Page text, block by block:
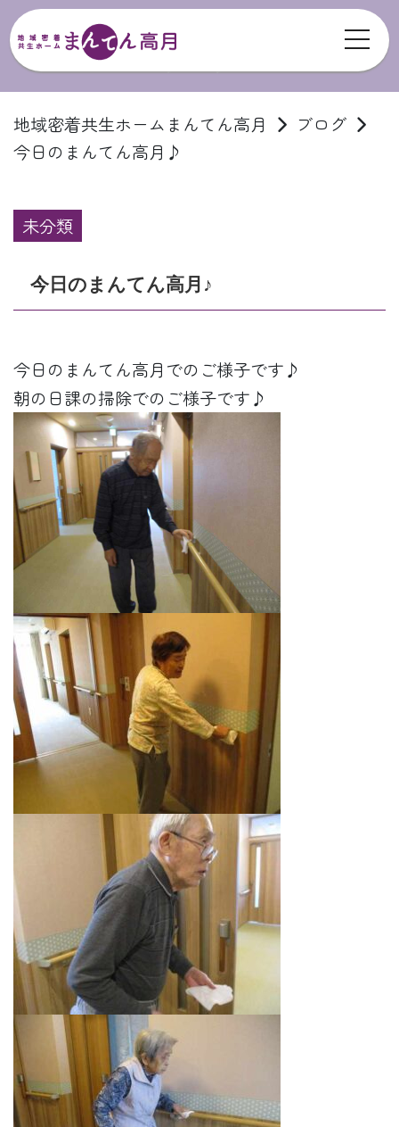
地域密着共生ホームまんてん高月
ブログ
今日のまんてん高月♪
未分類
今日のまんてん高月♪
今日のまんてん高月でのご様子です♪
朝の日課の掃除でのご様子です♪